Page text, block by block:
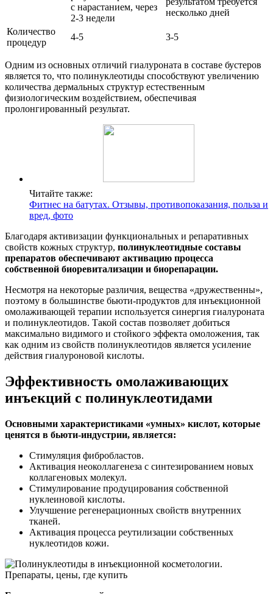
с нарастанием, через
2-3 недели
несколько дней
Количество
процедур
4-5 3-5
Одним из основных отличий гиалуроната в составе бустеров
является то, что полинуклеотиды способствуют увеличению
количества дермальных структур естественным
физиологическим воздействием, обеспечивая
пролонгированный результат.
Читайте также:
Фитнес на батутах. Отзывы, противопоказания, польза и
вред, фото
Благодаря активизации функциональных и репаративных
свойств кожных структур, полинуклеотидные составы
препаратов обеспечивают активацию процесса
собственной биоревитализации и биорепарации.
Несмотря на некоторые различия, вещества «дружественны»,
поэтому в большинстве бьюти-продуктов для инъекционной
омолаживающей терапии используется синергия гиалуроната
и полинуклеотидов. Такой состав позволяет добиться
максимально видимого и стойкого эффекта омоложения, так
как одним из свойств полинуклеотидов является усиление
действия гиалуроновой кислоты.
Эффективность омолаживающих
инъекций с полинуклеотидами
Основными характеристиками «умных» кислот, которые
ценятся в бьюти-индустрии, является:
Стимуляция фибробластов.
Активация неоколлагенеза с синтезированием новых
коллагеновых молекул.
Стимулирование продуцирования собственной
нуклеиновой кислоты.
Улучшение регенерационных свойств внутренних
тканей.
Активация процесса реутилизации собственных
нуклеотидов кожи.